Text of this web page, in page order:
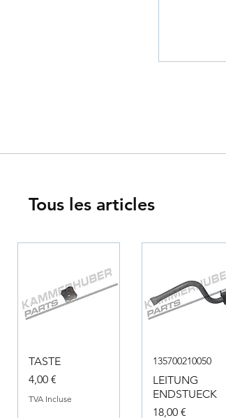
Tous les articles
TASTE
Prix
4,00 €
TVA Incluse
135700210050
LEITUNG
ENDSTUECK
Prix
18,00 €